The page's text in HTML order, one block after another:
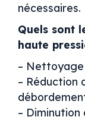
nécessaires.
Quels sont
haute
–
– Réduction
– Diminution